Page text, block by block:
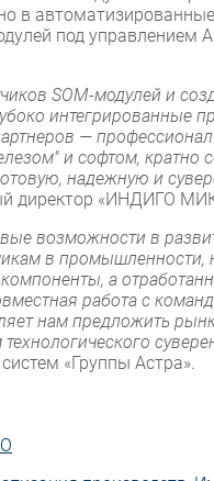
в
под управлением
SOM-модулей и
интегрированные
—
и софтом, кратно
надежную и
директор «ИНДИГО
возможности в
в промышленности,
а
работа с
нам предложить
«Группы Астра».